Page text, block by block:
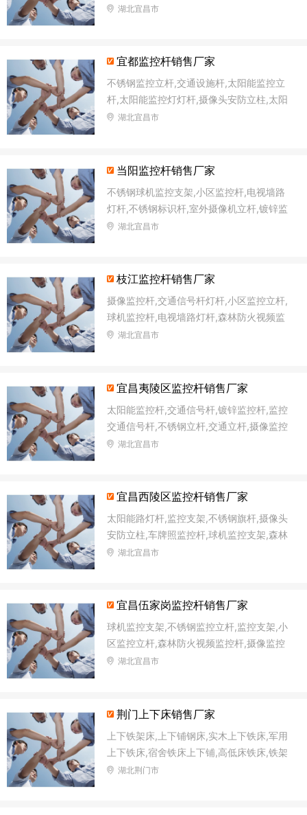
太阳能监控灯灯杆,十字路口监控杆
湖北宜昌市
宜都监控杆销售厂家
不锈钢监控立杆,交通设施杆,太阳能监控立
杆,太阳能监控灯灯杆,摄像头安防立柱,太阳
能路灯杆,森林防火语音监控杆,交通信号杆
湖北宜昌市
当阳监控杆销售厂家
不锈钢球机监控支架,小区监控杆,电视墙路
灯杆,不锈钢标识杆,室外摄像机立杆,镀锌监
控杆,太阳能路灯杆,太阳能监控立杆
湖北宜昌市
枝江监控杆销售厂家
摄像监控杆,交通信号杆灯杆,小区监控立杆,
球机监控杆,电视墙路灯杆,森林防火视频监
控杆,小区监控杆,道路监控立杆
湖北宜昌市
宜昌夷陵区监控杆销售厂家
太阳能监控杆,交通信号杆,镀锌监控杆,监控
交通信号杆,不锈钢立杆,交通立杆,摄像监控
杆,球机监控杆
湖北宜昌市
宜昌西陵区监控杆销售厂家
太阳能路灯杆,监控支架,不锈钢旗杆,摄像头
安防立柱,车牌照监控杆,球机监控支架,森林
防火视频监控杆,太阳能监控灯灯杆
湖北宜昌市
宜昌伍家岗监控杆销售厂家
球机监控支架,不锈钢监控立杆,监控支架,小
区监控立杆,森林防火视频监控杆,摄像监控
杆,森林防火语音监控杆,太阳能路灯杆
湖北宜昌市
荆门上下床销售厂家
上下铁架床,上下铺钢床,实木上下铁床,军用
上下铁床,宿舍铁床上下铺,高低床铁床,铁架
双层床,上下高低铁床
湖北荆门市